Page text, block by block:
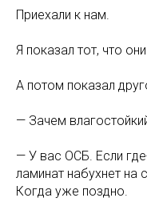
Приехали к нам.
Я показал тот, что
А потом показал
— Зачем
— У вас ОСБ. Если
ламинат набухнет на
Когда уже поздно.